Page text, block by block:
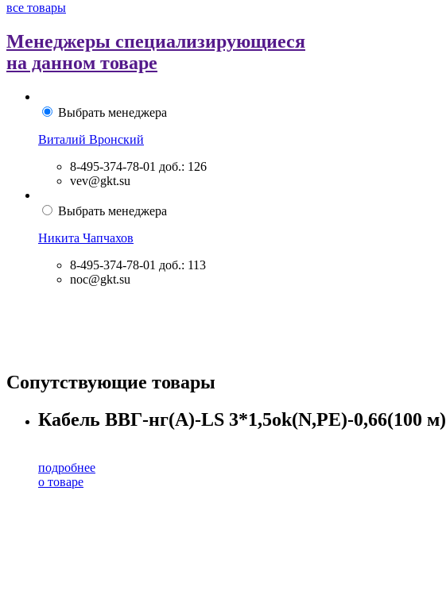
все товары
Менеджеры специализирующиеся
на данном товаре
Выбрать менеджера
Виталий Вронский
8-495-374-78-01 доб.: 126
vev@gkt.su
Выбрать менеджера
Никита Чапчахов
8-495-374-78-01 доб.: 113
noc@gkt.su
Сопутствующие товары
Кабель ВВГ-нг(А)-LS 3*1,5ok(N,PE)-0,66(100 м)
подробнее
о товаре